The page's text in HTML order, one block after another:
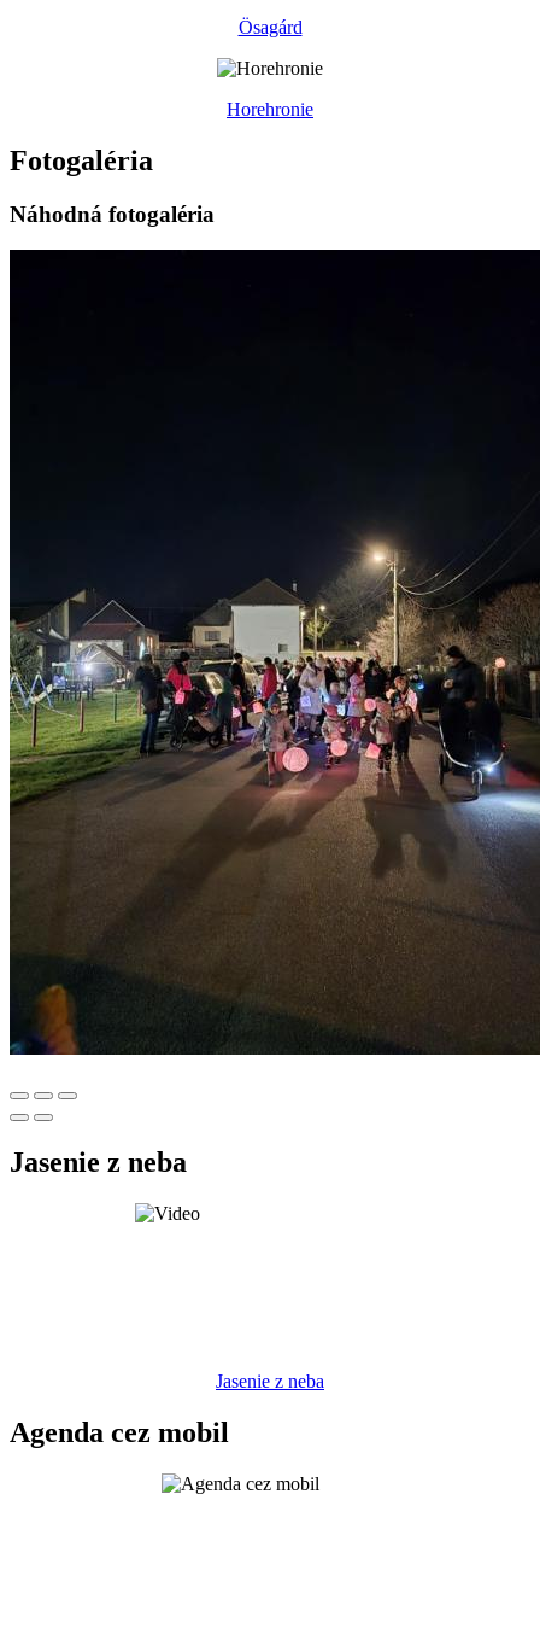
Ösagárd
Horehronie
Fotogaléria
Náhodná fotogaléria
Jasenie z neba
Jasenie z neba
Agenda cez mobil